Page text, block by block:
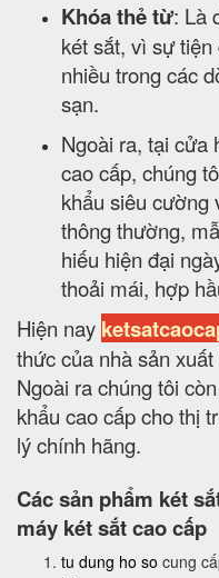
Khóa thẻ từ: Là
két sắt, vì sự
nhiều trong các
sạn.
Ngoài ra, tại cửa
cao cấp, chúng
khẩu siêu cường
thông thường,
hiếu hiện đại
thoải mái, hợp
Hiện nay
thức của nhà sản
Ngoài ra chúng tôi
khẩu cao cấp cho thị
lý chính hãng.
Các sản phẩm két
máy két sắt cao cấp
tu dung ho so cung